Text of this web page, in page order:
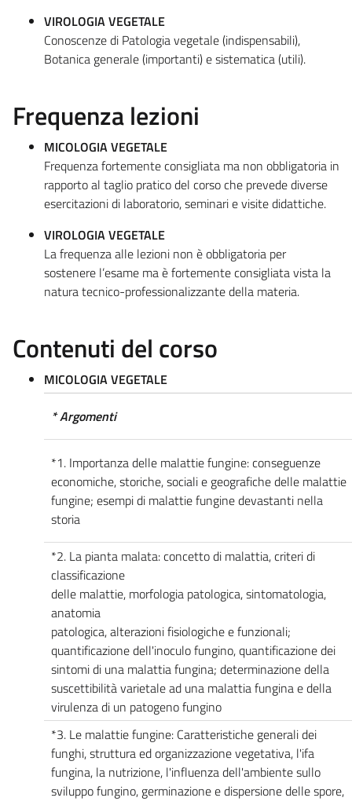
VIROLOGIA VEGETALE
Conoscenze di Patologia vegetale (indispensabili),
Botanica generale (importanti) e sistematica (utili).
Frequenza lezioni
MICOLOGIA VEGETALE
Frequenza fortemente consigliata ma non obbligatoria in
rapporto al taglio pratico del corso che prevede diverse
esercitazioni di laboratorio, seminari e visite didattiche.
VIROLOGIA VEGETALE
La frequenza alle lezioni non è obbligatoria per
sostenere l’esame ma è fortemente consigliata vista la
natura tecnico-professionalizzante della materia.
Contenuti del corso
MICOLOGIA VEGETALE
* Argomenti
*1. Importanza delle malattie fungine: conseguenze
economiche, storiche, sociali e geografiche delle malattie
fungine; esempi di malattie fungine devastanti nella
storia
*2. La pianta malata: concetto di malattia, criteri di
classificazione
delle malattie, morfologia patologica, sintomatologia,
anatomia
patologica, alterazioni fisiologiche e funzionali;
quantificazione dell'inoculo fungino, quantificazione dei
sintomi di una malattia fungina; determinazione della
suscettibilità varietale ad una malattia fungina e della
virulenza di un patogeno fungino
*3. Le malattie fungine: Caratteristiche generali dei
funghi, struttura ed organizzazione vegetativa, l'ifa
fungina, la nutrizione, l'influenza dell'ambiente sullo
sviluppo fungino, germinazione e dispersione delle spore,